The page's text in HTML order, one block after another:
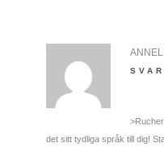
det sitt tydliga språk till dig!